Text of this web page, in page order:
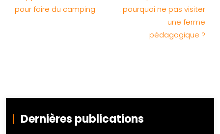
pour faire du camping
: pourquoi ne pas visiter
une ferme
pédagogique ?
Dernières publications